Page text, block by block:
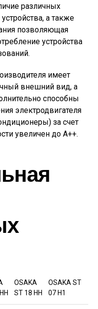
различных
а также
позволяющая
устройства
имеет
внешний вид, а
способны
электродвигателя
за счет
увеличен до А++.
OSAKA
ST 18 HH
OSAKA ST
07 H1